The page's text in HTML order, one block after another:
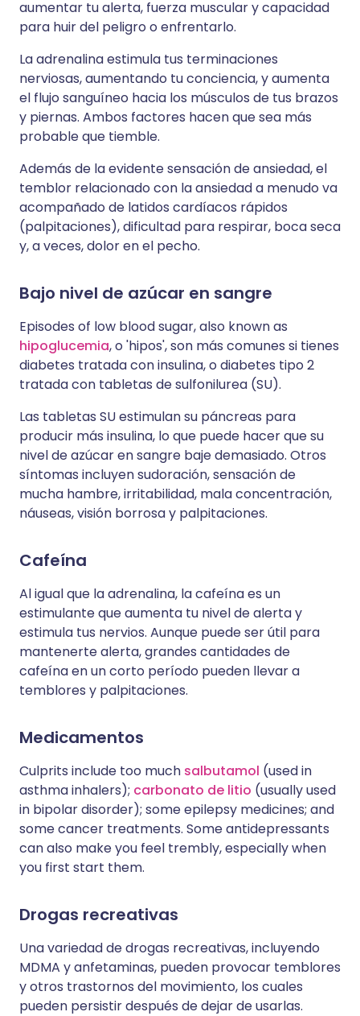
aumentar tu alerta, fuerza muscular y capacidad
para huir del peligro o enfrentarlo.
La adrenalina estimula tus terminaciones
nerviosas, aumentando tu conciencia, y aumenta
el flujo sanguíneo hacia los músculos de tus brazos
y piernas. Ambos factores hacen que sea más
probable que tiemble.
Además de la evidente sensación de ansiedad, el
temblor relacionado con la ansiedad a menudo va
acompañado de latidos cardíacos rápidos
(palpitaciones), dificultad para respirar, boca seca
y, a veces, dolor en el pecho.
Bajo nivel de azúcar en sangre
Episodes of low blood sugar, also known as
hipoglucemia, o 'hipos', son más comunes si tienes
diabetes tratada con insulina, o diabetes tipo 2
tratada con tabletas de sulfonilurea (SU).
Las tabletas SU estimulan su páncreas para
producir más insulina, lo que puede hacer que su
nivel de azúcar en sangre baje demasiado. Otros
síntomas incluyen sudoración, sensación de
mucha hambre, irritabilidad, mala concentración,
náuseas, visión borrosa y palpitaciones.
Cafeína
Al igual que la adrenalina, la cafeína es un
estimulante que aumenta tu nivel de alerta y
estimula tus nervios. Aunque puede ser útil para
mantenerte alerta, grandes cantidades de
cafeína en un corto período pueden llevar a
temblores y palpitaciones.
Medicamentos
Culprits include too much salbutamol (used in
asthma inhalers); carbonato de litio (usually used
in bipolar disorder); some epilepsy medicines; and
some cancer treatments. Some antidepressants
can also make you feel trembly, especially when
you first start them.
Drogas recreativas
Una variedad de drogas recreativas, incluyendo
MDMA y anfetaminas, pueden provocar temblores
y otros trastornos del movimiento, los cuales
pueden persistir después de dejar de usarlas.